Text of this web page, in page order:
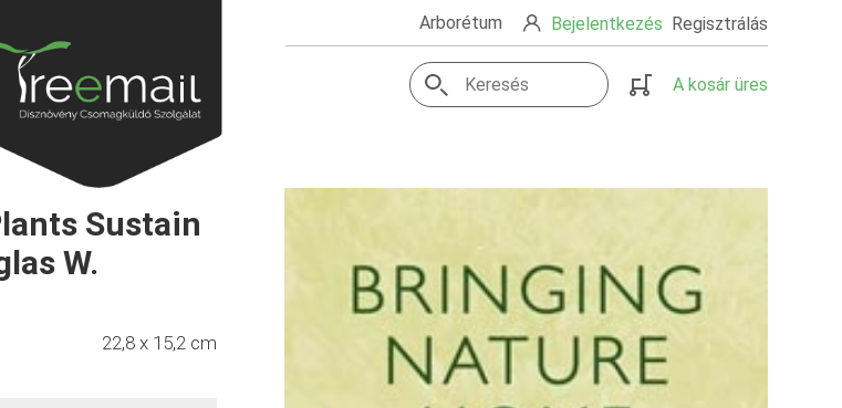
Arborétum Bejelentkezés Regisztrálás
A kosár üres
Sustain
W.
22,8 x 15,2 cm